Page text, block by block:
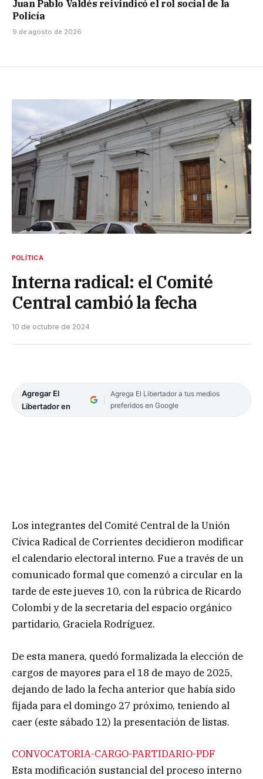
Juan Pablo Valdés reivindicó el rol social de la
Policía
9 de agosto de 2026
POLÍTICA
Interna radical: el Comité
Central cambió la fecha
10 de octubre de 2024
Agregar El
Libertador en
Agrega El Libertador a tus medios
preferidos en Google
Los integrantes del Comité Central de la Unión
Cívica Radical de Corrientes decidieron modificar
el calendario electoral interno. Fue a través de un
comunicado formal que comenzó a circular en la
tarde de este jueves 10, con la rúbrica de Ricardo
Colombi y de la secretaria del espacio orgánico
partidario, Graciela Rodríguez.
De esta manera, quedó formalizada la elección de
cargos de mayores para el 18 de mayo de 2025,
dejando de lado la fecha anterior que había sido
fijada para el domingo 27 próximo, teniendo al
caer (este sábado 12) la presentación de listas.
CONVOCATORIA-CARGO-PARTIDARIO-PDF
Esta modificación sustancial del proceso interno